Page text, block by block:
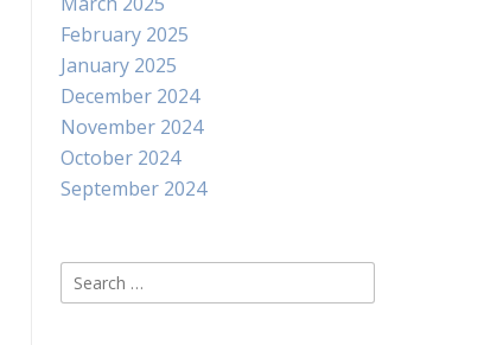
February 2025
January 2025
December 2024
November 2024
October 2024
September 2024
Search
for: